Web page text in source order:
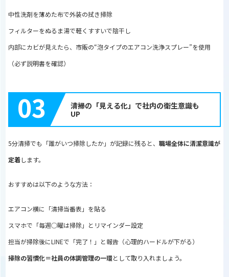
中性洗剤を薄めた布で外装の拭き掃除
フィルターをぬるま湯で軽くすすいで陰干し
内部にカビが見えたら、市販の“泡タイプのエアコン洗浄スプレー”を使用
（必ず説明書を確認）
03
清掃の「見える化」で社内の衛生意識も
UP
5分清掃でも「誰がいつ掃除したか」が記録に残ると、職場全体に清潔意識が
定着します。
おすすめは以下のような方法：
エアコン横に「清掃当番表」を貼る
スマホで「毎週◯曜は掃除」とリマインダー設定
担当が掃除後にLINEで「完了！」と報告（心理的ハードルが下がる）
掃除の習慣化＝社員の体調管理の一環として取り入れましょう。